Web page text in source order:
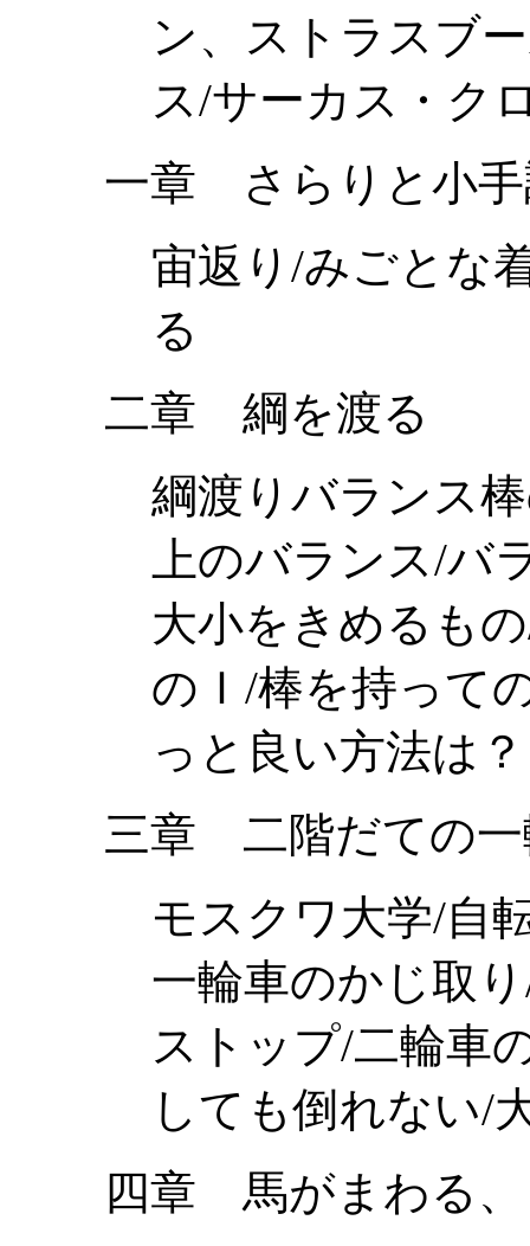
ン、ストラスブ
ス/サーカス・ク
一章 さらりと小手
宙返り/みごとな
る
二章 綱を渡る
綱渡りバランス
上のバランス/バ
大小をきめるも
のＩ/棒を持って
っと良い方法は？
三章 二階だての一
モスクワ大学/自
一輪車のかじ取
ストップ/二輪車
しても倒れない/
四章 馬がまわる